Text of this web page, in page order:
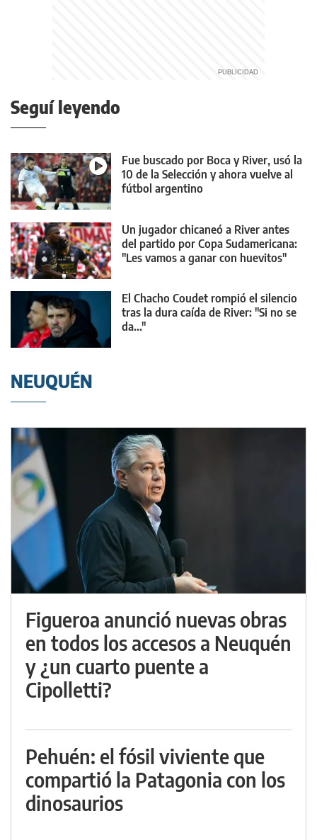
Seguí leyendo
Fue buscado por Boca y River, usó la
10 de la Selección y ahora vuelve al
fútbol argentino
Un jugador chicaneó a River antes
del partido por Copa Sudamericana:
"Les vamos a ganar con huevitos"
El Chacho Coudet rompió el silencio
tras la dura caída de River: "Si no se
da..."
NEUQUÉN
Figueroa anunció nuevas obras
en todos los accesos a Neuquén
y ¿un cuarto puente a
Cipolletti?
Pehuén: el fósil viviente que
compartió la Patagonia con los
dinosaurios